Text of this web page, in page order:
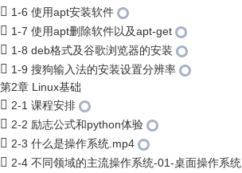
1-6 使用apt安装软件
1-7 使用apt删除软件以及apt-get
1-8 deb格式及谷歌浏览器的安装
1-9 搜狗输入法的安装设置分辨率
第2章 Linux基础
2-1 课程安排
2-2 励志公式和python体验
2-3 什么是操作系统.mp4
2-4 不同领域的主流操作系统-01-桌面操作系统